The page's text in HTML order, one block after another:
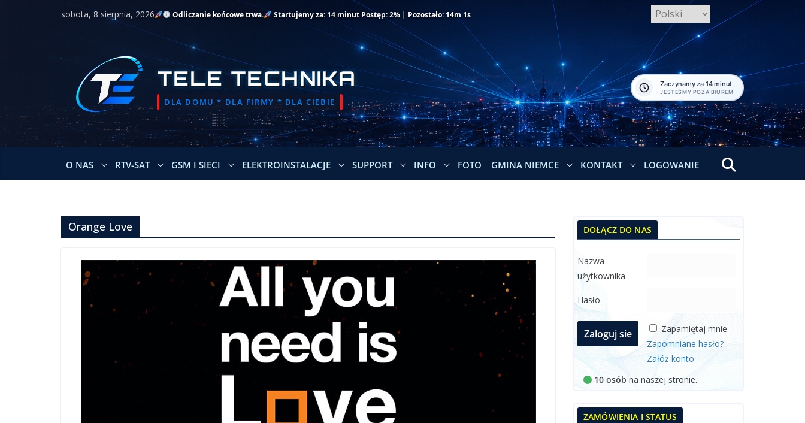
sobota, 8 sierpnia, 2026 Odliczanie końcowe trwa. Startujemy za: 14 minut Postęp: 2% | Pozostało: 14m 1s
TELE TECHNIKA
DLA DOMU * DLA FIRMY * DLA CIEBIE
Zaczynamy za 14 minut
JESTEŚMY POZA BIUREM
O NAS RTV-SAT GSM I SIECI ELEKTROINSTALACJE SUPPORT INFO FOTO GMINA NIEMCE KONTAKT LOGOWANIE
Orange Love DOŁĄCZ DO NAS
Nazwa
użytkownika
Hasło
Zapamiętaj mnie
Zapomniane hasło?
Załóż konto
10 osób na naszej stronie.
ZAMÓWIENIA I STATUS